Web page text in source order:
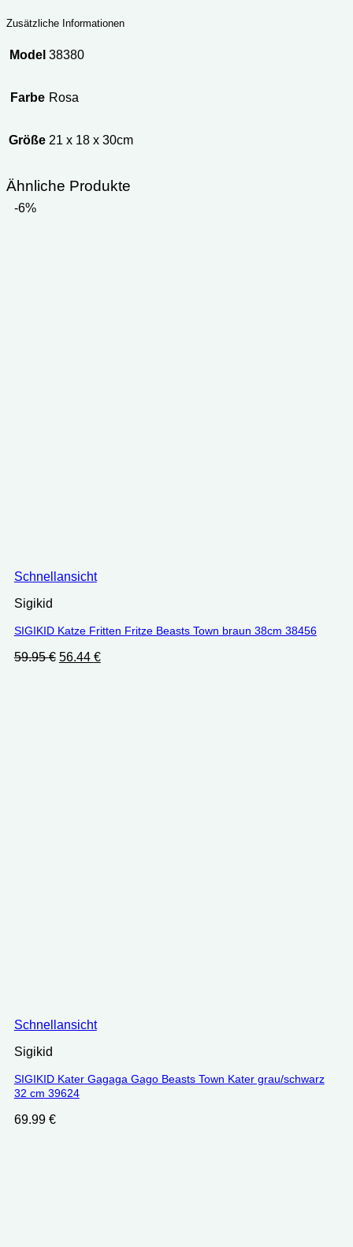
Zusätzliche Informationen
Model 38380
Farbe Rosa
Größe 21 x 18 x 30cm
Ähnliche Produkte
-6%
Schnellansicht
Sigikid
SIGIKID Katze Fritten Fritze Beasts Town braun 38cm 38456
59.95€ Ursprünglicher
56.44 €Aktueller
Schnellansicht
Sigikid
SIGIKID Kater Gagaga Gago Beasts Town Kater grau/schwarz
32 cm 39624
69.99 €